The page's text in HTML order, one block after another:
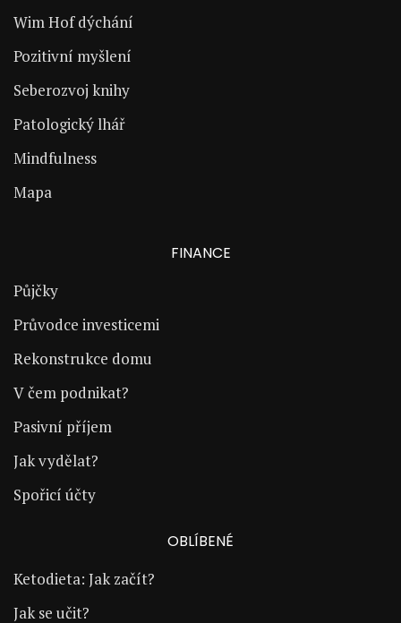
Wim Hof dýchání
Pozitivní myšlení
Seberozvoj knihy
Patologický lhář
Mindfulness
Mapa
FINANCE
Půjčky
Průvodce investicemi
Rekonstrukce domu
V čem podnikat?
Pasivní příjem
Jak vydělat?
Spořicí účty
OBLÍBENÉ
Ketodieta: Jak začít?
Jak se učit?